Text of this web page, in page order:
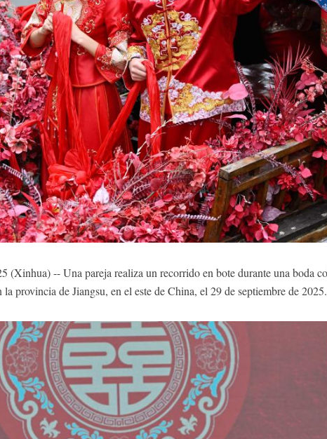
(Xinhua) -- Una pareja realiza un recorrido en bote durante una boda
provincia de Jiangsu, en el este de China, el 29 de septiembre de